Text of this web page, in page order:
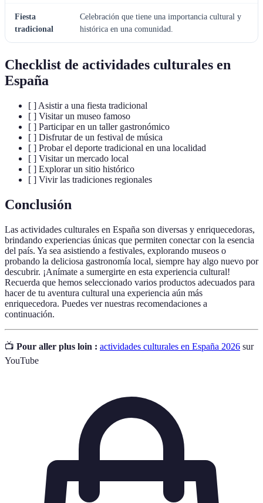
Fiesta
tradicional
Celebración que tiene una importancia cultural y
histórica en una comunidad.
Checklist de actividades culturales en
España
[ ] Asistir a una fiesta tradicional
[ ] Visitar un museo famoso
[ ] Participar en un taller gastronómico
[ ] Disfrutar de un festival de música
[ ] Probar el deporte tradicional en una localidad
[ ] Visitar un mercado local
[ ] Explorar un sitio histórico
[ ] Vivir las tradiciones regionales
Conclusión
Las actividades culturales en España son diversas y enriquecedoras,
brindando experiencias únicas que permiten conectar con la esencia
del país. Ya sea asistiendo a festivales, explorando museos o
probando la deliciosa gastronomía local, siempre hay algo nuevo por
descubrir. ¡Anímate a sumergirte en esta experiencia cultural!
Recuerda que hemos seleccionado varios productos adecuados para
hacer de tu aventura cultural una experiencia aún más
enriquecedora. Puedes ver nuestras recomendaciones a
continuación.
📺 Pour aller plus loin : actividades culturales en España 2026 sur
YouTube